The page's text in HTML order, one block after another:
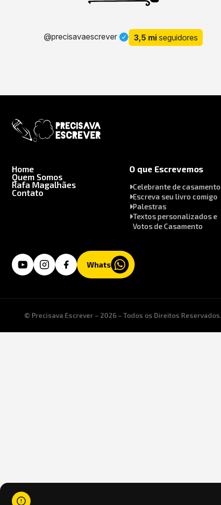
@precisavaescrever 3,5 mi seguidores
Home
Quem Somos
Rafa Magalhães
Contato
O que Escrevemos
Celebrante de casamento
Escreva seu livro comigo
Palestras
Textos personalizados e
Votos de Casamento
Whats
© Precisava Escrever – 2026 – Todos os Direitos